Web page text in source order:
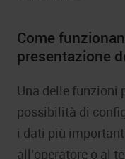
Come
presentazione
Una delle funzioni
possibilità di
i dati più
all’operatore o al